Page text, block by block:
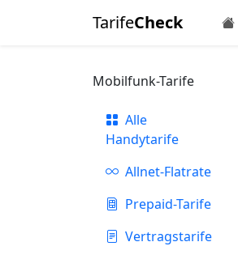
TarifeCheck
Mobilfunk-Tarife
Alle
Handytarife
Allnet-Flatrate
Prepaid-Tarife
Vertragstarife